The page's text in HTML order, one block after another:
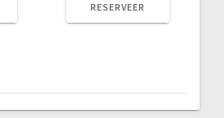
RESERVEER